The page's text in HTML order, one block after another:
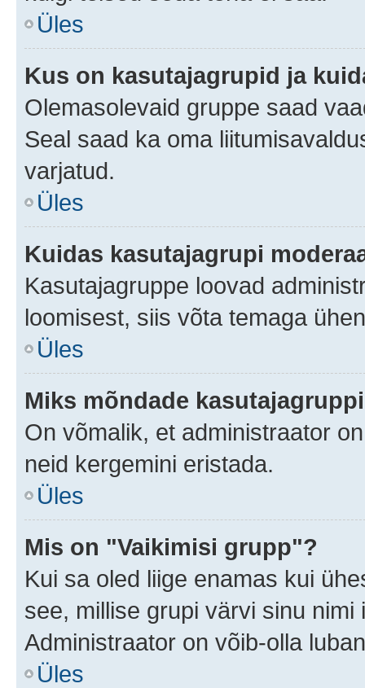
Üles
Kus on kasutajagrupid ja
Olemasolevaid gruppe saad
Seal saad ka oma
varjatud.
Üles
Kuidas kasutajagrupi
Kasutajagruppe loovad
loomisest, siis võta temaga
Üles
Miks mõndade
On võmalik, et administraator
neid kergemini eristada.
Üles
Mis on "Vaikimisi grupp"?
Kui sa oled liige enamas kui
see, millise grupi värvi sinu
Administraator on võib-olla
Üles